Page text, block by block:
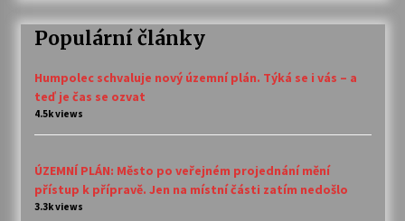
Populární články
Humpolec schvaluje nový územní plán. Týká se i vás – a
teď je čas se ozvat
4.5k views
ÚZEMNÍ PLÁN: Město po veřejném projednání mění
přístup k přípravě. Jen na místní části zatím nedošlo
3.3k views